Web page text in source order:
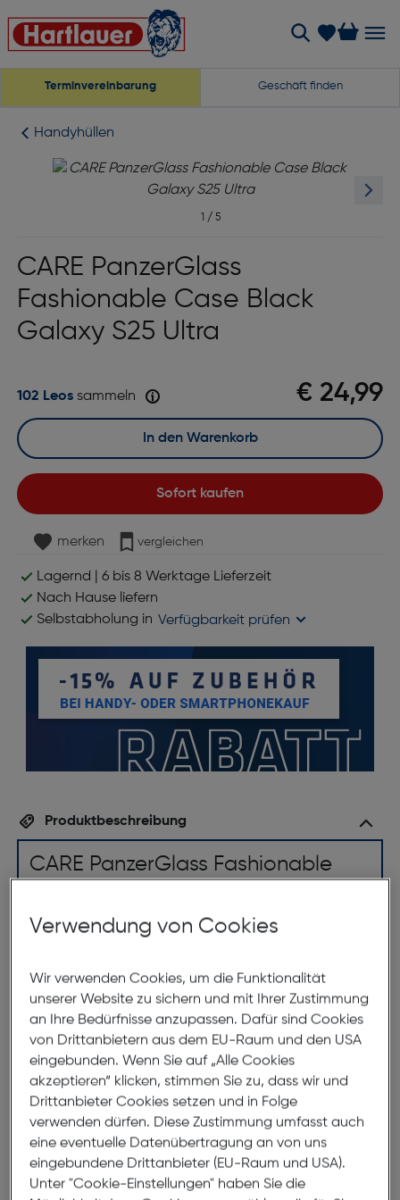
Terminvereinbarung Geschäft finden
Handyhüllen
1 / 5
CARE PanzerGlass
Fashionable Case Black
Galaxy S25 Ultra
€ 24,99
102 Leossammeln
Sofort kaufen
In den Warenkorb
merken vergleichen
Lagernd | 6 bis 8 Werktage Lieferzeit
Nach Hause liefern
Selbstabholung in Verfügbarkeit prüfen
Produktbeschreibung
CARE PanzerGlass Fashionable
Eine wunderschöne Hülle für die furchtlos Modischen.
Mit CARE by PanzerGlass® kannst du dein Handy zu
Ruhm und Ehre bringen. Einzigartiger Stil trifft auf
Nachhaltigkeit, Schutz und Persönlichkeit. Unsere
hochwertigen Hüllen sind so konzipiert, dass sie dein
Outfit ergänzen, die Grenzen der schützenden
Handy-Hüllen erweitern und dich gleichzeitig
modisch auf der Höhe der Zeit halten.
Care by PanzerGlass® unterstreicht deinen
Verwendung von Cookies
Wir verwenden Cookies, um die Funktionalität
unserer Website zu sichern und mit Ihrer Zustimmung
an Ihre Bedürfnisse anzupassen. Dafür sind Cookies
von Drittanbietern aus dem EU-Raum und den USA
eingebunden. Wenn Sie auf „Alle Cookies
akzeptieren“ klicken, stimmen Sie zu, dass wir und
Drittanbieter Cookies setzen und in Folge
verwenden dürfen. Diese Zustimmung umfasst auch
eine eventuelle Datenübertragung an von uns
eingebundene Drittanbieter (EU-Raum und USA).
Unter "Cookie-Einstellungen" haben Sie die